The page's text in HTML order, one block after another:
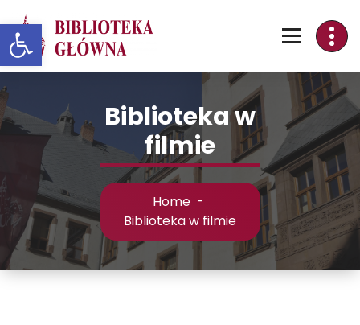
Otwórz pasek narzędzi
to
Content
Biblioteka w
filmie
Home -
Biblioteka w filmie